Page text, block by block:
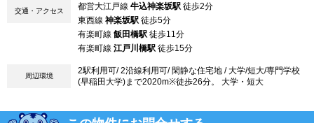
交通・アクセス 都営大江戸線 牛込神楽坂駅 徒歩2分
東西線 神楽坂駅 徒歩5分
有楽町線 飯田橋駅 徒歩11分
有楽町線 江戸川橋駅 徒歩15分
周辺環境
2駅利用可/ 2沿線利用可/ 閑静な住宅地 / 大学/短大/専門学校
(早稲田大学)まで2020m※徒歩26分。 大学・短大